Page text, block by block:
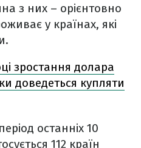
з них – орієнтовно
у країнах, які
зростання долара
доведеться купляти
останніх 10
112 країн